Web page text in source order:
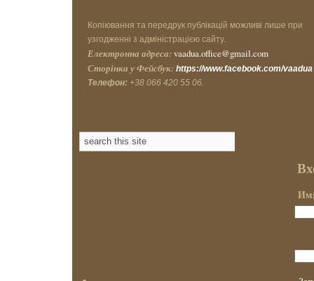
Копіювання та передрук публікацій можливі лише при
узгодженні з адміністрацією сайту.
Електронна адреса: vaadua.office@gmail.com
Сторінка у Фейсбук: https://www.facebook.com/vaadua
Телефон: +38 066 420 55 06.